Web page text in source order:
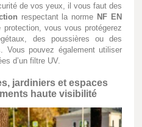
de vos yeux, il vous faut des
respectant la norme NF EN
protection, vous vous protégerez
des poussières ou des
Vous pouvez également utiliser
d’un filtre UV.
jardiniers et espaces
haute visibilité